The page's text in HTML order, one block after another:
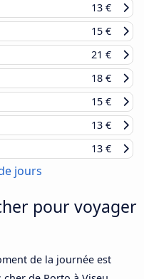
13 €
15 €
21 €
18 €
15 €
13 €
13 €
jours
pour voyager
de la journée est